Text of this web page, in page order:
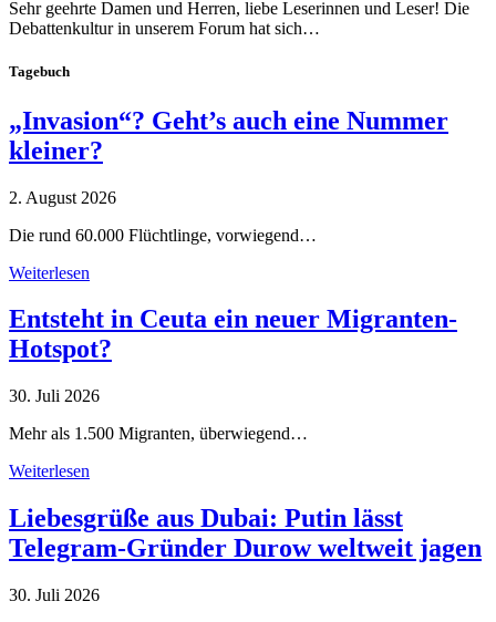
Sehr geehrte Damen und Herren, liebe Leserinnen und Leser! Die
Debattenkultur in unserem Forum hat sich…
Tagebuch
„Invasion“? Geht’s auch eine Nummer
kleiner?
2. August 2026
Die rund 60.000 Flüchtlinge, vorwiegend…
Weiterlesen
Entsteht in Ceuta ein neuer Migranten-
Hotspot?
30. Juli 2026
Mehr als 1.500 Migranten, überwiegend…
Weiterlesen
Liebesgrüße aus Dubai: Putin lässt
Telegram-Gründer Durow weltweit jagen
30. Juli 2026